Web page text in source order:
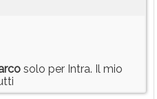
solo per Intra. Il mio